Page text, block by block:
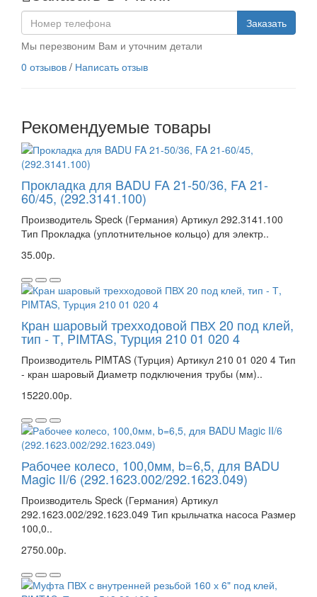
Заказать
Мы перезвоним Вам и уточним детали
0 отзывов / Написать отзыв
Рекомендуемые товары
Прокладка для BADU FA 21-50/36, FA 21-
60/45, (292.3141.100)
Производитель Speck (Германия) Артикул 292.3141.100
Тип Прокладка (уплотнительное кольцо) для электр..
35.00р.
Кран шаровый трехходовой ПВХ 20 под клей,
тип - Т, PIMTAS, Турция 210 01 020 4
Производитель PIMTAS (Турция) Артикул 210 01 020 4 Тип
- кран шаровый Диаметр подключения трубы (мм)..
15220.00р.
Рабочее колесо, 100,0мм, b=6,5, для BADU
Magic II/6 (292.1623.002/292.1623.049)
Производитель Speck (Германия) Артикул
292.1623.002/292.1623.049 Тип крыльчатка насоса Размер
100,0..
2750.00р.